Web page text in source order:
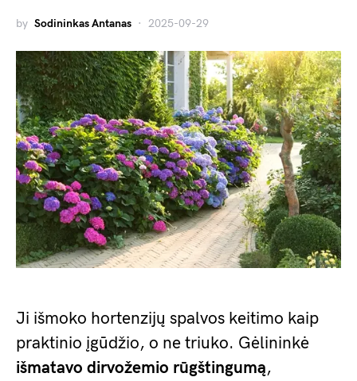
by Sodininkas Antanas 2025-09-29
Ji išmoko hortenzijų spalvos keitimo kaip
praktinio įgūdžio, o ne triuko. Gėlininkė
išmatavo dirvožemio rūgštingumą,